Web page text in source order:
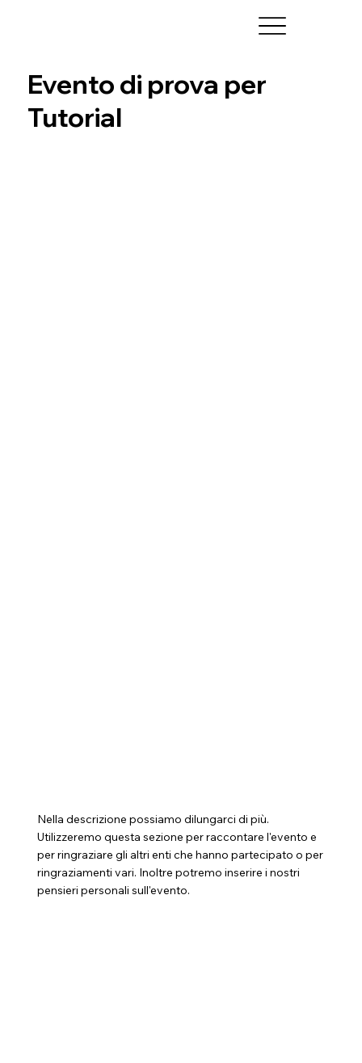
Evento di prova per
Tutorial
Nella descrizione possiamo dilungarci di più.
Utilizzeremo questa sezione per raccontare l'evento e
per ringraziare gli altri enti che hanno partecipato o per
ringraziamenti vari. Inoltre potremo inserire i nostri
pensieri personali sull'evento.